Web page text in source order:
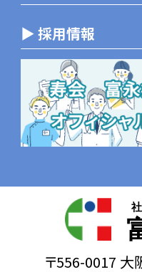
▶ 採用情報
〒556-0017